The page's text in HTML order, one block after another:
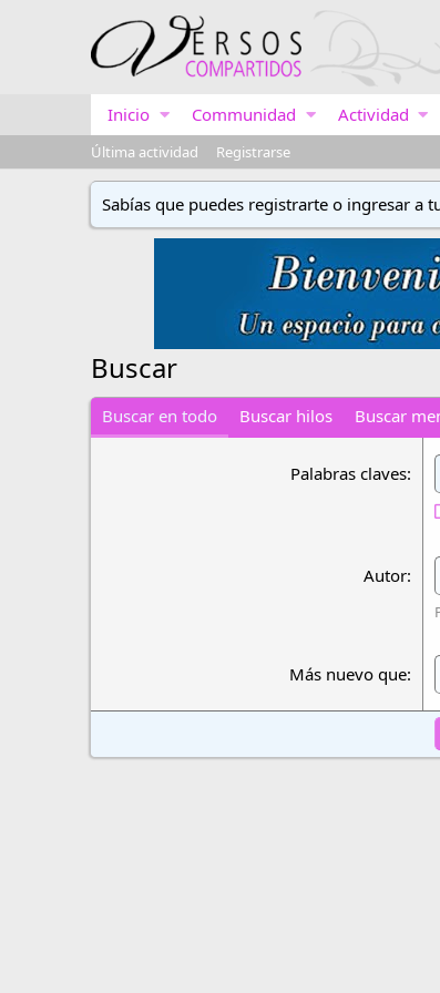
Inicio Communidad Actividad
Última actividad Registrarse
Sabías que puedes registrarte o ingresar a
Buscar
Buscar en todo Buscar hilos Buscar
Palabras claves
Autor
Más nuevo que